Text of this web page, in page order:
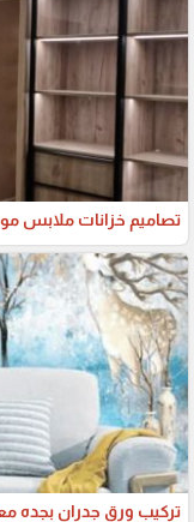
تصاميم خزانات ملابس مودرن في
تركيب ورق جدران بجده